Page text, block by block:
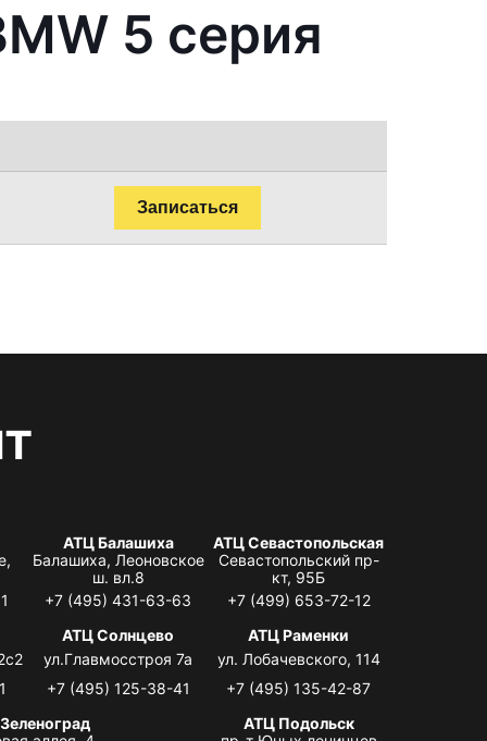
5 серия
Записаться
АТЦ Балашиха
Балашиха, Леоновское
ш. вл.8
+7 (495) 431-63-63
АТЦ Севастопольская
Севастопольский пр-
кт, 95Б
+7 (499) 653-72-12
АТЦ Солнцево
ул.Главмосстроя 7а
+7 (495) 125-38-41
АТЦ Раменки
ул. Лобачевского, 114
+7 (495) 135-42-87
АТЦ Подольск